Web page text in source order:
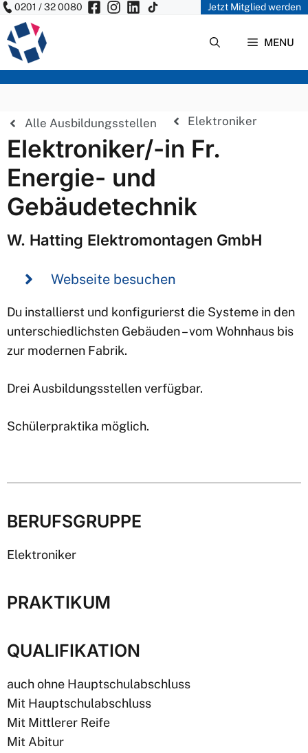
Zum
Inhalt
springen
0201 / 32 0080 Jetzt Mitglied werden
MENU
Alle Ausbildungsstellen Elektroniker
Elektroniker/-in Fr.
Energie- und
Gebäudetechnik
W. Hatting Elektromontagen GmbH
Webseite besuchen
Du installierst und konfigurierst die Systeme in den
unterschiedlichsten Gebäuden – vom Wohnhaus bis
zur modernen Fabrik.
Drei Ausbildungsstellen verfügbar.
Schülerpraktika möglich.
BERUFSGRUPPE
Elektroniker
PRAKTIKUM
QUALIFIKATION
auch ohne Hauptschulabschluss
Mit Hauptschulabschluss
Mit Mittlerer Reife
Mit Abitur